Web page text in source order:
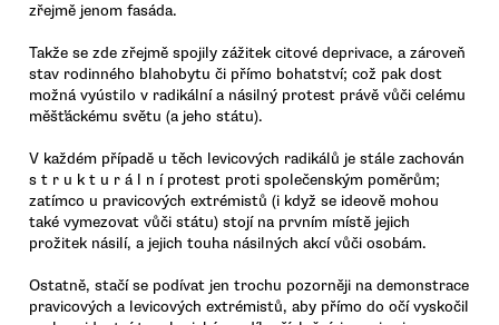
zřejmě jenom fasáda.
Takže se zde zřejmě spojily zážitek citové deprivace, a zároveň
stav rodinného blahobytu či přímo bohatství; což pak dost
možná vyústilo v radikální a násilný protest právě vůči celému
měšťáckému světu (a jeho státu).
V každém případě u těch levicových radikálů je stále zachován
s t r u k t u r á l n í protest proti společenským poměrům;
zatímco u pravicových extrémistů (i když se ideově mohou
také vymezovat vůči státu) stojí na prvním místě jejich
prožitek násilí, a jejich touha násilných akcí vůči osobám.
Ostatně, stačí se podívat jen trochu pozorněji na demonstrace
pravicových a levicových extrémistů, aby přímo do očí vyskočil